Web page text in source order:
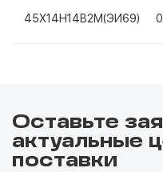
45Х14Н14В2М(ЭИ69)
Оставьте
актуальные
поставки